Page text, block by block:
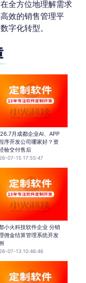
全方位地理解需求
效的销售管理平
字化转型。
月成都企业AI、APP
序开发公司哪家好？资
验交付售后
07-15 17:55:47
小火科技软件企业 分销
佣金结算管理系统开发
07-13 10:46:46